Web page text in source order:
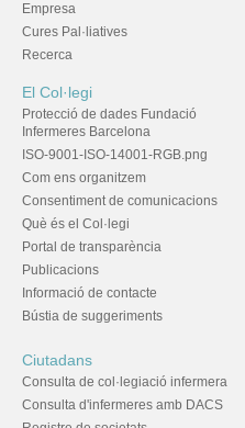
Empresa
Cures Pal·liatives
Recerca
El Col·legi
Protecció de dades Fundació
Infermeres Barcelona
ISO-9001-ISO-14001-RGB.png
Com ens organitzem
Consentiment de comunicacions
Què és el Col·legi
Portal de transparència
Publicacions
Informació de contacte
Bústia de suggeriments
Ciutadans
Consulta de col·legiació infermera
Consulta d'infermeres amb DACS